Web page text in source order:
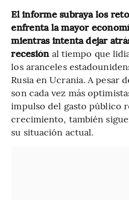
El informe subraya los
enfrenta la mayor
mientras intenta dejar
recesión al tiempo que
los aranceles
Rusia en Ucrania. A pesar
son cada vez más
impulso del gasto público
crecimiento, también
su situación actual.